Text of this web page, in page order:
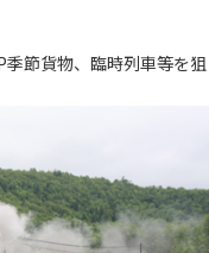
節貨物、臨時列車等を狙